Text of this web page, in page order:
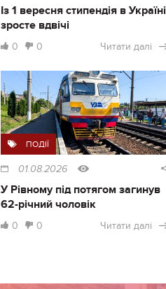
Із 1 вересня стипендія в Україні
зросте вдвічі
0 0 Читати далі
ПОДІЇ
01.08.2026
У Рівному під потягом загинув
62-річний чоловік
0 0 Читати далі